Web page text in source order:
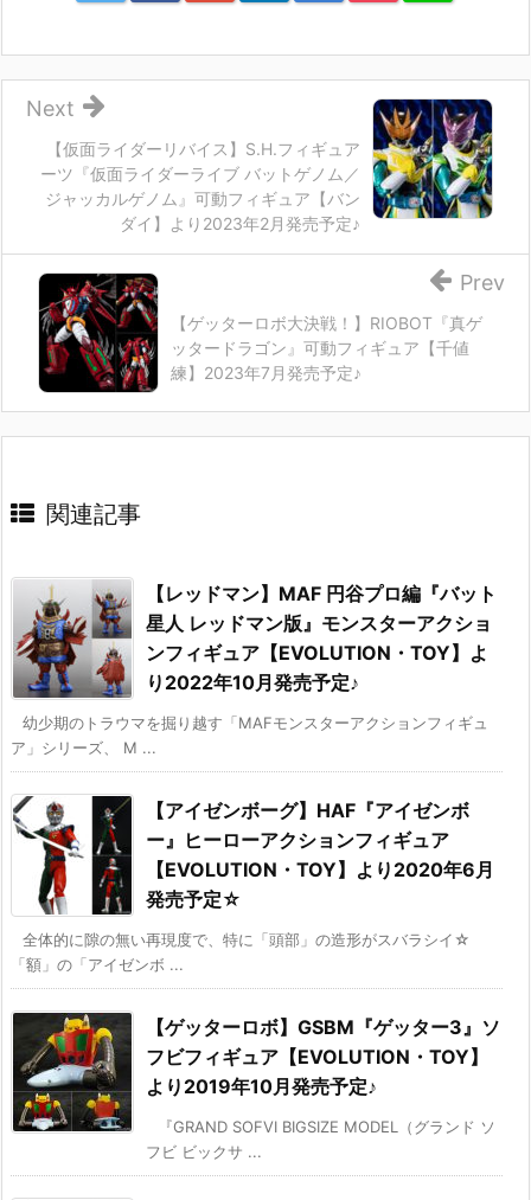
【仮面ライダーリバイス】S.H.フィギュア
ーツ『仮面ライダーライブ バットゲノム／
ジャッカルゲノム』可動フィギュア【バン
ダイ】より2023年2月発売予定♪
Next
【ゲッターロボ大決戦！】RIOBOT『真ゲ
ッタードラゴン』可動フィギュア【千値
練】2023年7月発売予定♪
Prev
関連記事
【レッドマン】MAF 円谷プロ編『バット
星人 レッドマン版』モンスターアクショ
ンフィギュア【EVOLUTION・TOY】よ
り2022年10月発売予定♪
幼少期のトラウマを掘り越す「MAFモンスターアクションフィギュ
ア」シリーズ、 M ...
【アイゼンボーグ】HAF『アイゼンボ
ー』ヒーローアクションフィギュア
【EVOLUTION・TOY】より2020年6月
発売予定☆
全体的に隙の無い再現度で、特に「頭部」の造形がスバラシイ☆
「額」の「アイゼンボ ...
【ゲッターロボ】GSBM『ゲッター3』ソ
フビフィギュア【EVOLUTION・TOY】
より2019年10月発売予定♪
『GRAND SOFVI BIGSIZE MODEL（グランド ソ
フビ ビックサ ...